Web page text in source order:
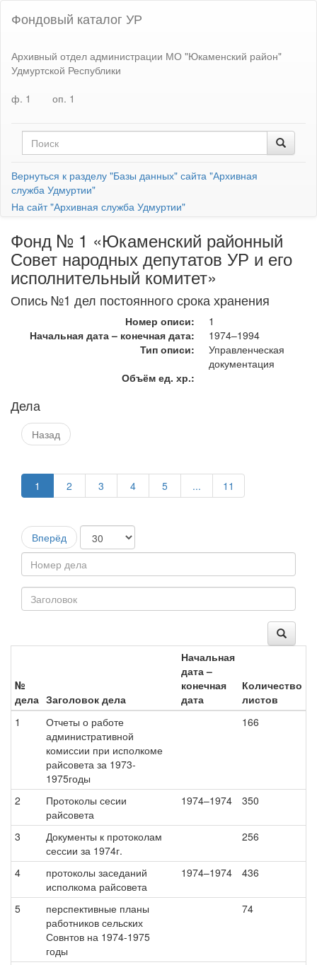
Фондовый каталог УР
Архивный отдел администрации МО "Юкаменский район"
Удмуртской Республики
ф. 1
оп. 1
Вернуться к разделу "Базы данных" сайта "Архивная
служба Удмуртии"
На сайт "Архивная служба Удмуртии"
Фонд № 1 «Юкаменский районный
Совет народных депутатов УР и его
исполнительный комитет»
Опись №1 дел постоянного срока хранения
Номер описи:
1
Начальная дата – конечная дата:
1974–1994
Тип описи:
Управленческая
документация
Объём ед. хр.:
Дела
Назад
1 2 3 4 5 ... 11
Вперёд
№
дела Заголовок дела
Начальная
дата –
конечная
дата
Количество
листов
1
Отчеты о работе
административной
комиссии при исполкоме
райсовета за 1973-
1975годы
166
2
Протоколы сесии
райсовета
1974–1974 350
3
Документы к протоколам
сессии за 1974г.
256
4
протоколы заседаний
исполкома райсовета
1974–1974 436
5
перспективные планы
работников сельских
Совнтов на 1974-1975
годы
74